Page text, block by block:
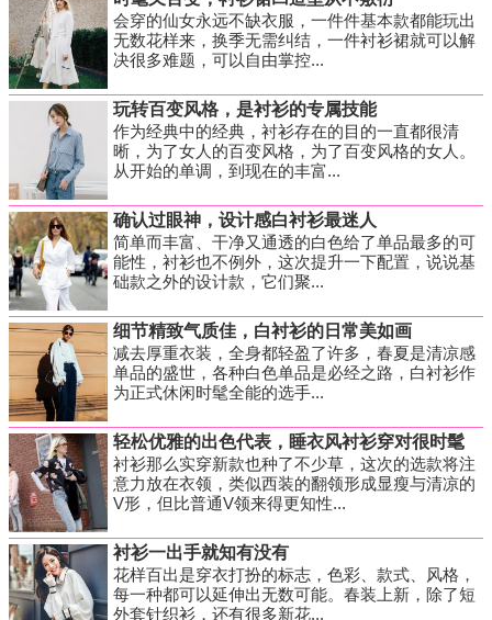
会穿的仙女永远不缺衣服，一件件基本款都能玩出
无数花样来，换季无需纠结，一件衬衫裙就可以解
决很多难题，可以自由掌控...
玩转百变风格，是衬衫的专属技能
作为经典中的经典，衬衫存在的目的一直都很清
晰，为了女人的百变风格，为了百变风格的女人。
从开始的单调，到现在的丰富...
确认过眼神，设计感白衬衫最迷人
简单而丰富、干净又通透的白色给了单品最多的可
能性，衬衫也不例外，这次提升一下配置，说说基
础款之外的设计款，它们聚...
细节精致气质佳，白衬衫的日常美如画
减去厚重衣装，全身都轻盈了许多，春夏是清凉感
单品的盛世，各种白色单品是必经之路，白衬衫作
为正式休闲时髦全能的选手...
轻松优雅的出色代表，睡衣风衬衫穿对很时髦
衬衫那么实穿新款也种了不少草，这次的选款将注
意力放在衣领，类似西装的翻领形成显瘦与清凉的
V形，但比普通V领来得更知性...
衬衫一出手就知有没有
花样百出是穿衣打扮的标志，色彩、款式、风格，
每一种都可以延伸出无数可能。春装上新，除了短
外套针织衫，还有很多新花...